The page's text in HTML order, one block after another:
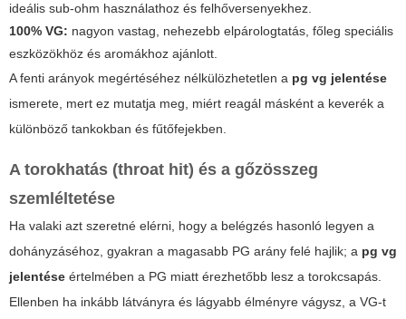
ideális sub-ohm használathoz és felhőversenyekhez.
100% VG: nagyon vastag, nehezebb elpárologtatás, főleg speciális
eszközökhöz és aromákhoz ajánlott.
A fenti arányok megértéséhez nélkülözhetetlen a pg vg jelentése
ismerete, mert ez mutatja meg, miért reagál másként a keverék a
különböző tankokban és fűtőfejekben.
A torokhatás (throat hit) és a gőzösszeg
szemléltetése
Ha valaki azt szeretné elérni, hogy a belégzés hasonló legyen a
dohányzáséhoz, gyakran a magasabb PG arány felé hajlik; a pg vg
jelentése értelmében a PG miatt érezhetőbb lesz a torokcsapás.
Ellenben ha inkább látványra és lágyabb élményre vágysz, a VG-t